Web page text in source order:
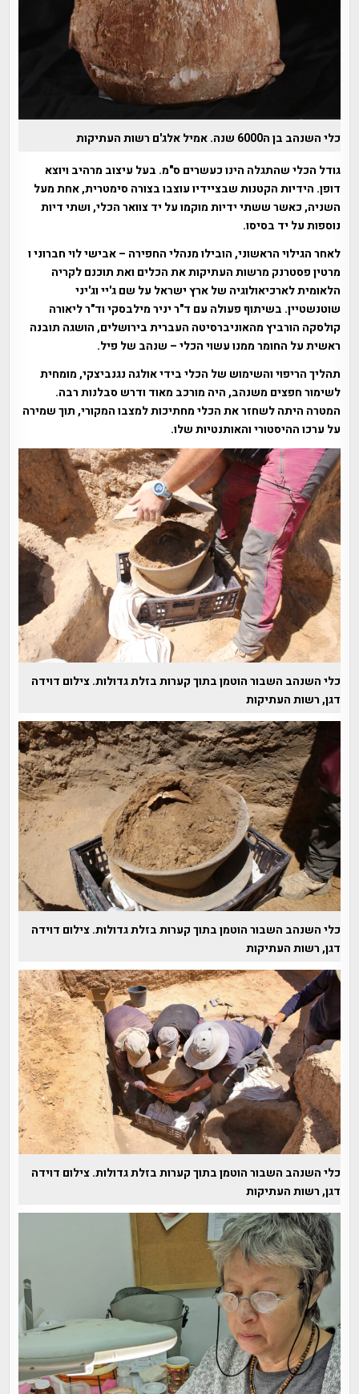
כלי השנהב בן ה6000 שנה. אמיל אלג'ם רשות העתיקות
גודל הכלי שהתגלה הינו כעשרים ס"מ. בעל עיצוב מרהיב ויוצא
דופן. הידיות הקטנות שבציידיו עוצבו בצורה סימטרית, אחת מעל
השניה, כאשר ששתי ידיות מוקמו על יד צוואר הכלי, ושתי דיות
נוספות על יד בסיסו.
לאחר הגילוי הראשוני, הובילו מנהלי החפירה – אבישי לוי חברוני ו
מרטין פסטרנק מרשות העתיקות את הכלים ואת תוכנם לקריה
הלאומית לארכיאולוגיה של ארץ ישראל על שם ג'יי וג'יני
שוטנשטיין. בשיתוף פעולה עם ד"ר יניר מילבסקי וד"ר ליאורה
קולסקה הורביץ מהאוניברסיטה העברית בירושלים, הושגה תובנה
ראשית על החומר ממנו עשוי הכלי – שנהב של פיל.
תהליך הריפוי והשימוש של הכלי בידי אולגה נגנביצקי, מומחית
לשימור חפצים משנהב, היה מורכב מאוד ודרש סבלנות רבה.
המטרה היתה לשחזר את הכלי מחתיכות למצבו המקורי, תוך שמירה
על ערכו ההיסטורי והאותנטיות שלו.
כלי השנהב השבור הוטמן בתוך קערות בזלת גדולות. צילום דוידה
דגן, רשות העתיקות
כלי השנהב השבור הוטמן בתוך קערות בזלת גדולות. צילום דוידה
דגן, רשות העתיקות
כלי השנהב השבור הוטמן בתוך קערות בזלת גדולות. צילום דוידה
דגן, רשות העתיקות